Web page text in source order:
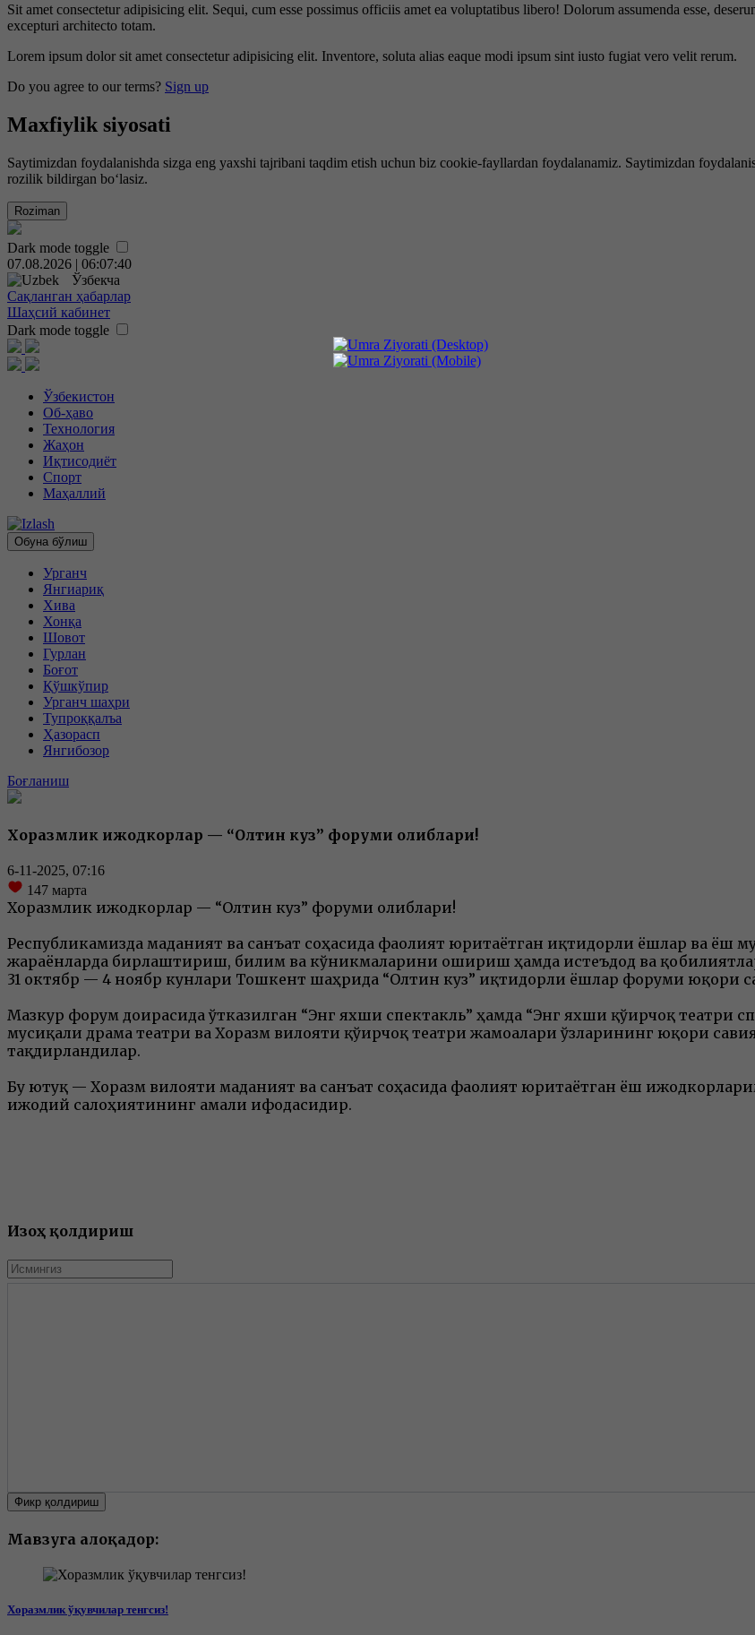
Sit amet consectetur adipisicing elit. Sequi, cum esse possimus officiis amet ea voluptatibus libero! Dolorum assumenda esse,
excepturi architecto totam.
Lorem ipsum dolor sit amet consectetur adipisicing elit. Inventore, soluta alias eaque modi ipsum sint iusto fugiat vero velit rerum.
Do you agree to our terms? Sign up
Maxfiylik siyosati
Saytimizdan foydalanishda sizga eng yaxshi tajribani taqdim etish uchun biz cookie-fayllardan foydalanamiz. Saytimizdan
rozilik bildirgan bo‘lasiz.
Roziman
Dark mode toggle
07.08.2026 | 06:07:41
Ўзбекча
Сақланган ҳабарлар
Шаҳсий кабинет
Dark mode toggle
Ўзбекистон
Об-ҳаво
Технология
Жаҳон
Иқтисодиёт
Спорт
Маҳаллий
Обуна бўлиш
Урганч
Янгиариқ
Хива
Хонқа
Шовот
Гурлан
Боғот
Қўшкўпир
Урганч шаҳри
Тупроққалъа
Ҳазорасп
Янгибозор
Боғланиш
Хоразмлик ижодкорлар — “Олтин куз” форуми ғолиблари!
6-11-2025, 07:16
147 марта
Хоразмлик ижодкорлар — “Олтин куз” форуми ғолиблари!
Республикамизда маданият ва санъат соҳасида фаолият юритаётган иқтидорли ёшлар ва ёш
жараёнларда бирлаштириш, билим ва кўникмаларини ошириш ҳамда истеъдод ва
31 октябр — 4 ноябр кунлари Тошкент шаҳрида “Олтин куз” иқтидорли ёшлар форуми юқори
Мазкур форум доирасида ўтказилган “Энг яхши спектакль” ҳамда “Энг яхши қўғирчоқ театри
мусиқали драма театри ва Хоразм вилояти қўғирчоқ театри жамоалари ўзларининг юқори
тақдирландилар.
Бу ютуқ — Хоразм вилояти маданият ва санъат соҳасида фаолият юритаётган ёш
ижодий салоҳиятининг амали ифодасидир.
Изоҳ қолдириш
Фикр қолдириш
Мавзуга алоқадор:
Хоразмлик ўқувчилар тенгсиз!